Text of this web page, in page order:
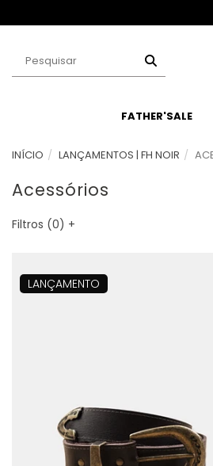
FATHER'SALE
INÍCIO LANÇAMENTOS | FH NOIR
Acessórios
Filtros (0) +
LANÇAMENTO